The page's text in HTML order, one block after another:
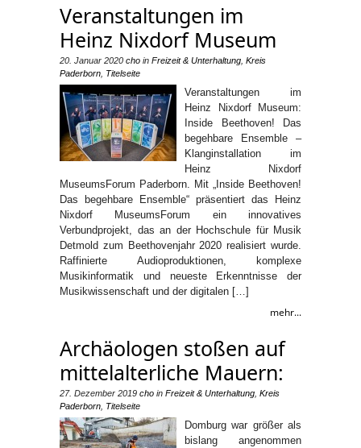
Veranstaltungen im
Heinz Nixdorf Museum
20. Januar 2020 cho in Freizeit & Unterhaltung Kreis
Paderborn Titelseite
Veranstaltungen im
Heinz Nixdorf Museum:
Inside Beethoven! Das
begehbare Ensemble –
Klanginstallation im
Heinz Nixdorf
MuseumsForum Paderborn. Mit „Inside Beethoven!
Das begehbare Ensemble“ präsentiert das Heinz
Nixdorf MuseumsForum ein innovatives
Verbundprojekt, das an der Hochschule für Musik
Detmold zum Beethovenjahr 2020 realisiert wurde.
Raffinierte Audioproduktionen, komplexe
Musikinformatik und neueste Erkenntnisse der
Musikwissenschaft und der digitalen […]
mehr...
Archäologen stoßen auf
mittelalterliche Mauern:
27. Dezember 2019 cho in Freizeit & Unterhaltung Kreis
Paderborn Titelseite
Domburg war größer als
bislang angenommen